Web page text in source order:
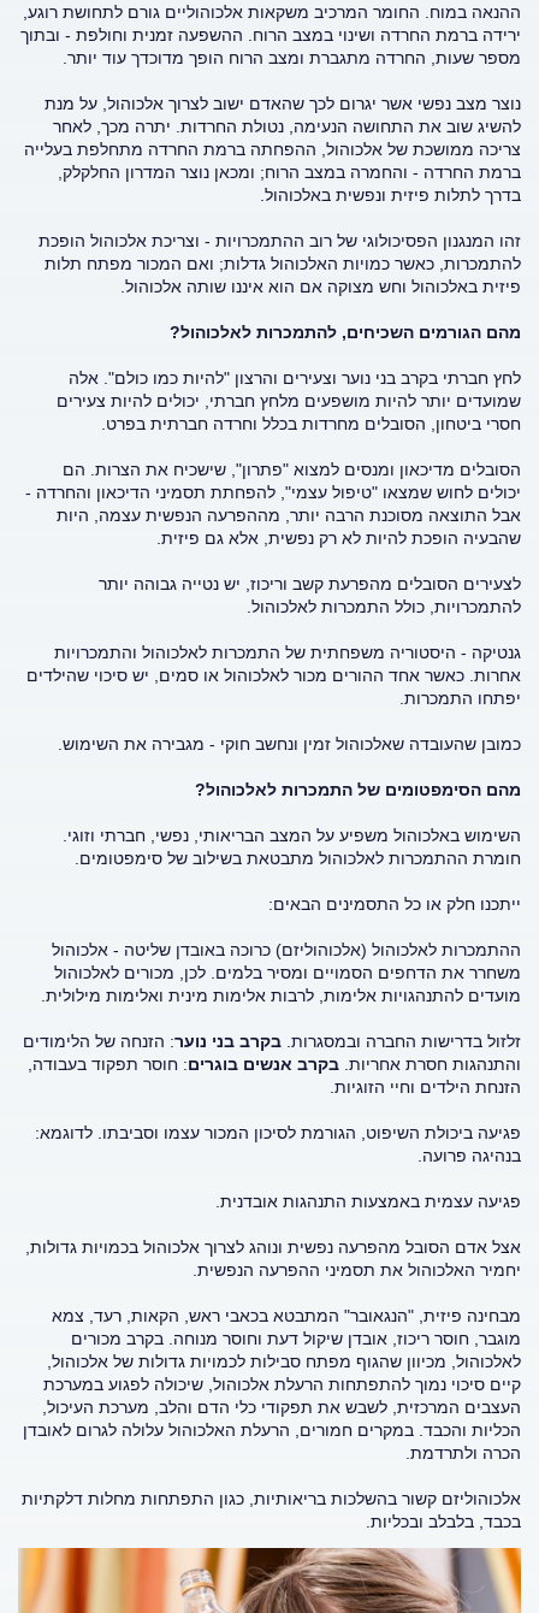
ההנאה במוח. החומר המרכיב משקאות אלכוהוליים גורם לתחושת רוגע,
ירידה ברמת החרדה ושינוי במצב הרוח. ההשפעה זמנית וחולפת - ובתוך
מספר שעות, החרדה מתגברת ומצב הרוח הופך מדוכדך עוד יותר.
נוצר מצב נפשי אשר יגרום לכך שהאדם ישוב לצרוך אלכוהול, על מנת
להשיג שוב את התחושה הנעימה, נטולת החרדות. יתרה מכך, לאחר
צריכה ממושכת של אלכוהול, ההפחתה ברמת החרדה מתחלפת בעלייה
ברמת החרדה - והחמרה במצב הרוח; ומכאן נוצר המדרון החלקלק,
בדרך לתלות פיזית ונפשית באלכוהול.
זהו המנגנון הפסיכולוגי של רוב ההתמכרויות - וצריכת אלכוהול הופכת
להתמכרות, כאשר כמויות האלכוהול גדלות; ואם המכור מפתח תלות
פיזית באלכוהול וחש מצוקה אם הוא איננו שותה אלכוהול.
מהם הגורמים השכיחים, להתמכרות לאלכוהול?
לחץ חברתי בקרב בני נוער וצעירים והרצון "להיות כמו כולם". אלה
שמועדים יותר להיות מושפעים מלחץ חברתי, יכולים להיות צעירים
חסרי ביטחון, הסובלים מחרדות בכלל וחרדה חברתית בפרט.
הסובלים מדיכאון ומנסים למצוא "פתרון", שישכיח את הצרות. הם
יכולים לחוש שמצאו "טיפול עצמי", להפחתת תסמיני הדיכאון והחרדה -
אבל התוצאה מסוכנת הרבה יותר, מההפרעה הנפשית עצמה, היות
שהבעיה הופכת להיות לא רק נפשית, אלא גם פיזית.
לצעירים הסובלים מהפרעת קשב וריכוז, יש נטייה גבוהה יותר
להתמכרויות, כולל התמכרות לאלכוהול.
גנטיקה - היסטוריה משפחתית של התמכרות לאלכוהול והתמכרויות
אחרות. כאשר אחד ההורים מכור לאלכוהול או סמים, יש סיכוי שהילדים
יפתחו התמכרות.
כמובן שהעובדה שאלכוהול זמין ונחשב חוקי - מגבירה את השימוש.
מהם הסימפטומים של התמכרות לאלכוהול?
השימוש באלכוהול משפיע על המצב הבריאותי, נפשי, חברתי וזוגי.
חומרת ההתמכרות לאלכוהול מתבטאת בשילוב של סימפטומים.
ייתכנו חלק או כל התסמינים הבאים:
ההתמכרות לאלכוהול (אלכוהוליזם) כרוכה באובדן שליטה - אלכוהול
משחרר את הדחפים הסמויים ומסיר בלמים. לכן, מכורים לאלכוהול
מועדים להתנהגויות אלימות, לרבות אלימות מינית ואלימות מילולית.
זלזול בדרישות החברה ובמסגרות. בקרב בני נוער: הזנחה של הלימודים
והתנהגות חסרת אחריות. בקרב אנשים בוגרים: חוסר תפקוד בעבודה,
הזנחת הילדים וחיי הזוגיות.
פגיעה ביכולת השיפוט, הגורמת לסיכון המכור עצמו וסביבתו. לדוגמא:
בנהיגה פרועה.
פגיעה עצמית באמצעות התנהגות אובדנית.
אצל אדם הסובל מהפרעה נפשית ונוהג לצרוך אלכוהול בכמויות גדולות,
יחמיר האלכוהול את תסמיני ההפרעה הנפשית.
מבחינה פיזית, "הנגאובר" המתבטא בכאבי ראש, הקאות, רעד, צמא
מוגבר, חוסר ריכוז, אובדן שיקול דעת וחוסר מנוחה. בקרב מכורים
לאלכוהול, מכיוון שהגוף מפתח סבילות לכמויות גדולות של אלכוהול,
קיים סיכוי נמוך להתפתחות הרעלת אלכוהול, שיכולה לפגוע במערכת
העצבים המרכזית, לשבש את תפקודי כלי הדם והלב, מערכת העיכול,
הכליות והכבד. במקרים חמורים, הרעלת האלכוהול עלולה לגרום לאובדן
הכרה ולתרדמת.
אלכוהוליזם קשור בהשלכות בריאותיות, כגון התפתחות מחלות דלקתיות
בכבד, בלבלב ובכליות.